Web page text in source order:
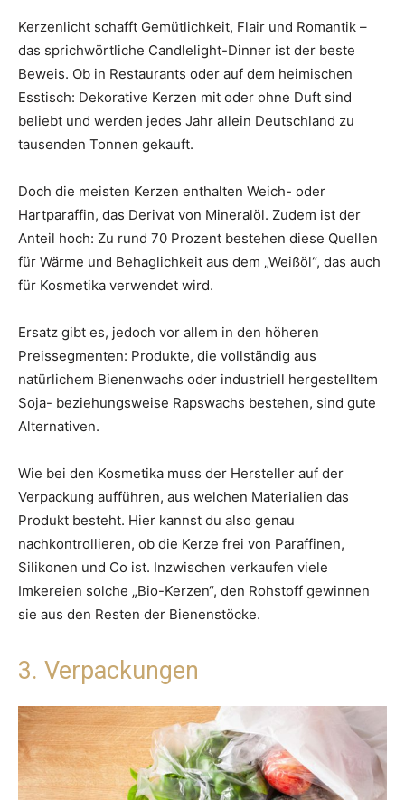
Kerzenlicht schafft Gemütlichkeit, Flair und Romantik –
das sprichwörtliche Candlelight-Dinner ist der beste
Beweis. Ob in Restaurants oder auf dem heimischen
Esstisch: Dekorative Kerzen mit oder ohne Duft sind
beliebt und werden jedes Jahr allein Deutschland zu
tausenden Tonnen gekauft.
Doch die meisten Kerzen enthalten Weich- oder
Hartparaffin, das Derivat von Mineralöl. Zudem ist der
Anteil hoch: Zu rund 70 Prozent bestehen diese Quellen
für Wärme und Behaglichkeit aus dem „Weißöl“, das auch
für Kosmetika verwendet wird.
Ersatz gibt es, jedoch vor allem in den höheren
Preissegmenten: Produkte, die vollständig aus
natürlichem Bienenwachs oder industriell hergestelltem
Soja- beziehungsweise Rapswachs bestehen, sind gute
Alternativen.
Wie bei den Kosmetika muss der Hersteller auf der
Verpackung aufführen, aus welchen Materialien das
Produkt besteht. Hier kannst du also genau
nachkontrollieren, ob die Kerze frei von Paraffinen,
Silikonen und Co ist. Inzwischen verkaufen viele
Imkereien solche „Bio-Kerzen“, den Rohstoff gewinnen
sie aus den Resten der Bienenstöcke.
3. Verpackungen